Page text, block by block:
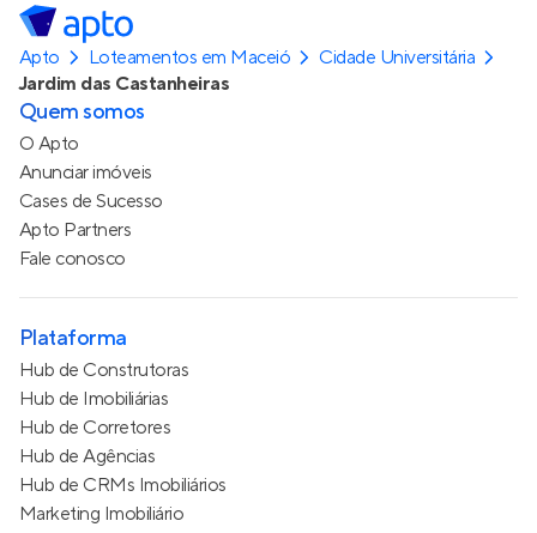
Apto Loteamentos em Maceió
Cidade Universitária
Jardim das Castanheiras
Quem somos
O Apto
Anunciar imóveis
Cases de Sucesso
Apto Partners
Fale conosco
Plataforma
Hub de Construtoras
Hub de Imobiliárias
Hub de Corretores
Hub de Agências
Hub de CRMs Imobiliários
Marketing Imobiliário